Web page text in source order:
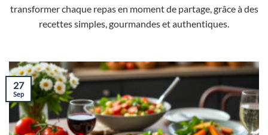
transformer chaque repas en moment de partage, grâce à des
recettes simples, gourmandes et authentiques.
27
Sep